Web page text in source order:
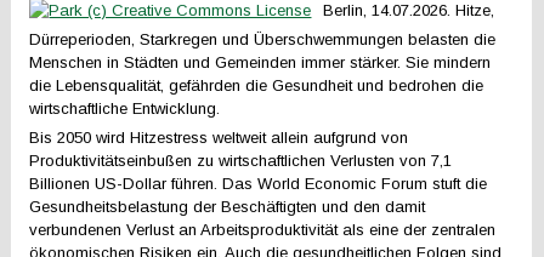
Berlin, 14.07.2026. Hitze,
Dürreperioden, Starkregen und Überschwemmungen belasten die
Menschen in Städten und Gemeinden immer stärker. Sie mindern
die Lebensqualität, gefährden die Gesundheit und bedrohen die
wirtschaftliche Entwicklung.
Bis 2050 wird Hitzestress weltweit allein aufgrund von
Produktivitätseinbußen zu wirtschaftlichen Verlusten von 7,1
Billionen US-Dollar führen. Das World Economic Forum stuft die
Gesundheitsbelastung der Beschäftigten und den damit
verbundenen Verlust an Arbeitsproduktivität als eine der zentralen
ökonomischen Risiken ein. Auch die gesundheitlichen Folgen sind